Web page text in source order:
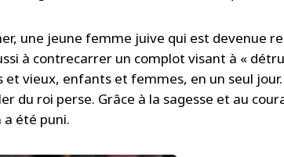
une jeune femme juive qui est devenue
à contrecarrer un complot visant à «
vieux, enfants et femmes, en un seul jour.
du roi perse. Grâce à la sagesse et au
a été puni.